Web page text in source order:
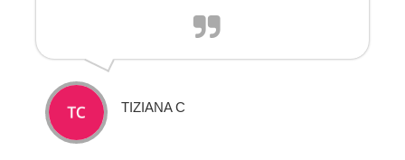
TIZIANA C